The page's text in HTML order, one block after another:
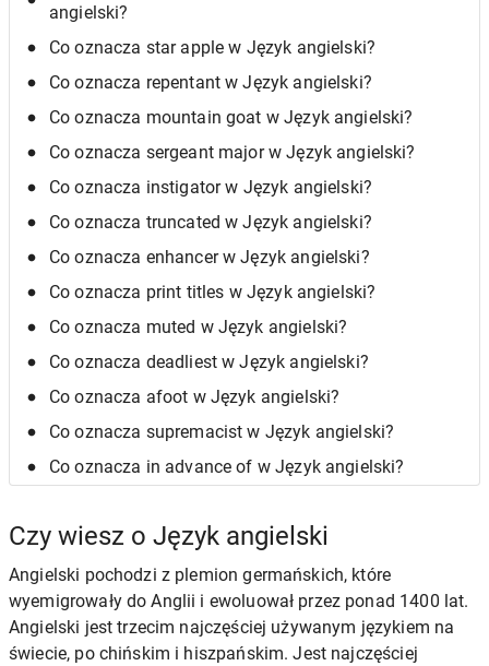
angielski?
Co oznacza star apple w Język angielski?
Co oznacza repentant w Język angielski?
Co oznacza mountain goat w Język angielski?
Co oznacza sergeant major w Język angielski?
Co oznacza instigator w Język angielski?
Co oznacza truncated w Język angielski?
Co oznacza enhancer w Język angielski?
Co oznacza print titles w Język angielski?
Co oznacza muted w Język angielski?
Co oznacza deadliest w Język angielski?
Co oznacza afoot w Język angielski?
Co oznacza supremacist w Język angielski?
Co oznacza in advance of w Język angielski?
Czy wiesz o Język angielski
Angielski pochodzi z plemion germańskich, które
wyemigrowały do Anglii i ewoluował przez ponad 1400 lat.
Angielski jest trzecim najczęściej używanym językiem na
świecie, po chińskim i hiszpańskim. Jest najczęściej